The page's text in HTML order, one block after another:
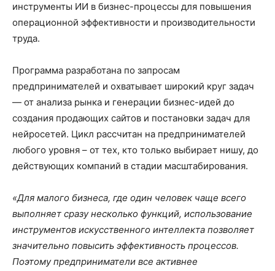
инструменты ИИ в бизнес-процессы для повышения
операционной эффективности и производительности
труда.
Программа разработана по запросам
предпринимателей и охватывает широкий круг задач
— от анализа рынка и генерации бизнес-идей до
создания продающих сайтов и постановки задач для
нейросетей. Цикл рассчитан на предпринимателей
любого уровня – от тех, кто только выбирает нишу, до
действующих компаний в стадии масштабирования.
«Для малого бизнеса, где один человек чаще всего
выполняет сразу несколько функций, использование
инструментов искусственного интеллекта позволяет
значительно повысить эффективность процессов.
Поэтому предприниматели все активнее